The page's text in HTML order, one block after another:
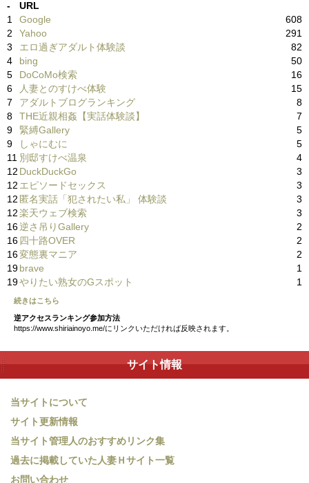
-
URL
1
Google
608
2
Yahoo
291
3
エロ過ぎアダルト体験談
82
4
bing
50
5
DoCoMo検索
16
6
人妻とのすけべ体験
15
7
アダルトブログランキング
8
8
THE近親相姦【実話体験談】
7
9
緊縛Gallery
5
9
しゃにむに
5
11 別邸すけべ温泉
4
12 DuckDuckGo
3
12 エピソードセックス
3
12 匿名実話「犯されたい私」 体験談
3
12楽天ウェブ検索
3
16逆さ吊りGallery
2
16四十路OVER
2
16変態裏マニア
2
19brave
1
19やりたい熟女のGスポット 1
続きはこちら
逆アクセスランキング参加方法
https://www.shiriainoyo.me/にリンクいただければ反映されます。
サイト情報
当サイトについて
サイト更新情報
当サイト管理人のおすすめリンク集
過去に掲載していた人妻Ｈサイト一覧
お問い合わせ